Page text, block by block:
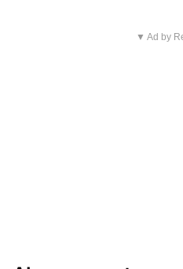
▼ Ad by